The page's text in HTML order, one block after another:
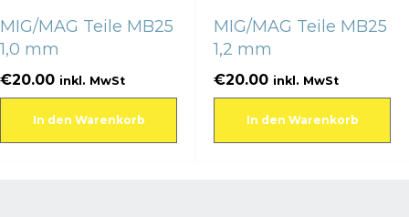
MIG/MAG Teile MB25
1,0 mm
€20.00 inkl. MwSt
In den Warenkorb
MIG/MAG Teile MB25
1,2 mm
€20.00 inkl. MwSt
In den Warenkorb